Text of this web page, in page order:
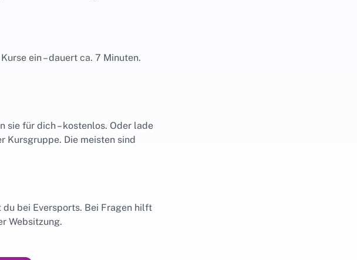
ein – dauert ca. 7 Minuten.
sie für dich – kostenlos. Oder lade
Kursgruppe. Die meisten sind
bei Eversports. Bei Fragen hilft
Websitzung.